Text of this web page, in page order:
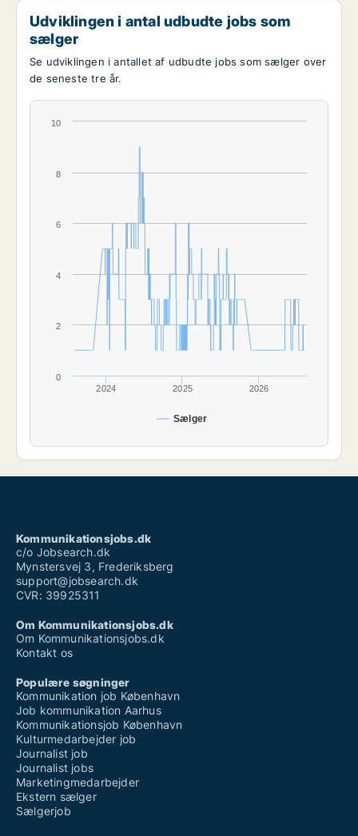
Udviklingen i antal udbudte jobs som
sælger
Se udviklingen i antallet af udbudte jobs som sælger over
de seneste tre år.
Sælger
2024 2025 2026
0
2
4
6
8
10
Kommunikationsjobs.dk
c/o Jobsearch.dk
Mynstersvej 3, Frederiksberg
support@jobsearch.dk
CVR: 39925311
Om Kommunikationsjobs.dk
Om Kommunikationsjobs.dk
Kontakt os
Populære søgninger
Kommunikation job København
Job kommunikation Aarhus
Kommunikationsjob København
Kulturmedarbejder job
Journalist job
Journalist jobs
Marketingmedarbejder
Ekstern sælger
Sælgerjob